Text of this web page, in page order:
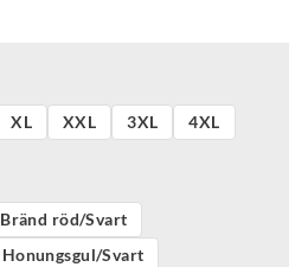
XL XXL 3XL 4XL
Bränd röd/Svart
Honungsgul/Svart